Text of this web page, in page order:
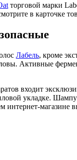
торговой марки
в карточке
Лабель, кроме
Активные
входит
укладке.
интернет-